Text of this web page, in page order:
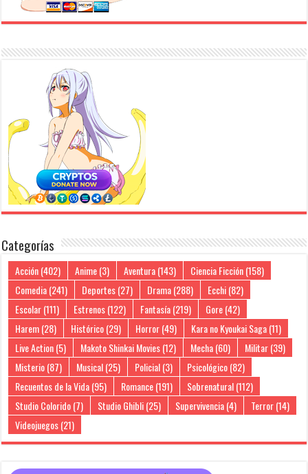
Categorías
Acción(402) Anime(3) Aventura(143) Ciencia Ficción(158)
Comedia(241) Deportes(27) Drama(288) Ecchi(82)
Escolar(111) Estrenos(122) Fantasía(219) Gore(42)
Harem(28) Histórico(29) Horror(49) Kara no Kyoukai Saga(11)
Live Action(5) Makoto Shinkai Movies(12) Mecha(60) Militar(39)
Misterio(87) Musical(25) Policial(3) Psicológico(82)
Recuentos de la Vida(95) Romance(191) Sobrenatural(112)
Studio Colorido(7) Studio Ghibli(25) Supervivencia(4) Terror(14)
Videojuegos(21)